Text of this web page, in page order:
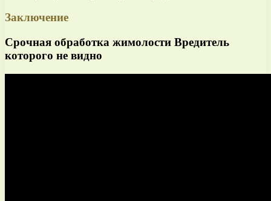
Заключение
Срочная обработка жимолости Вредитель
которого не видно